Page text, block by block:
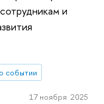
и
событии
17 ноября 2025